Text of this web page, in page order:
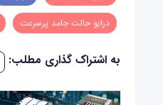
درایو حالت جامد پرسرعت
به اشتراک گذاری مطلب: